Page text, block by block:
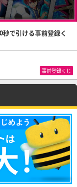
で引ける事前登録く
事前登録くじ